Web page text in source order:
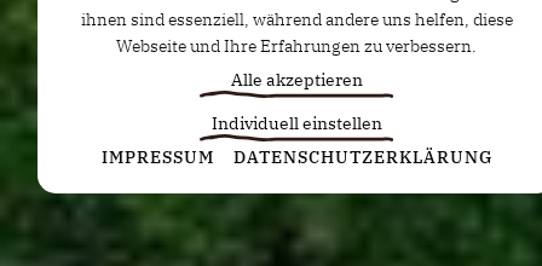
ihnen sind essenziell, während andere uns helfen, diese
Webseite und Ihre Erfahrungen zu verbessern.
Alle akzeptieren
Individuell einstellen
Statistiken
Diese Cookies erfassen anonyme Statistiken. Diese
Informationen helfen uns zu verstehen, wie wir unsere
Website noch weiter optimieren können.
IMPRESSUM DATENSCHUTZERKLÄRUNG